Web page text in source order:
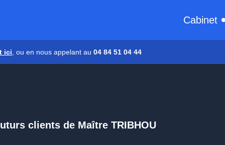
Cabinet
ici , ou en nous appelant au 04 84 51 04 44
clients de Maître TRIBHOU